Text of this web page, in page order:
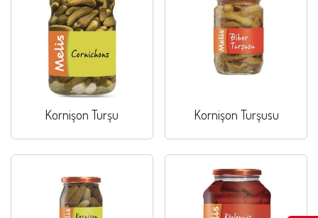
Kornişon Turşu Kornişon Turşusu